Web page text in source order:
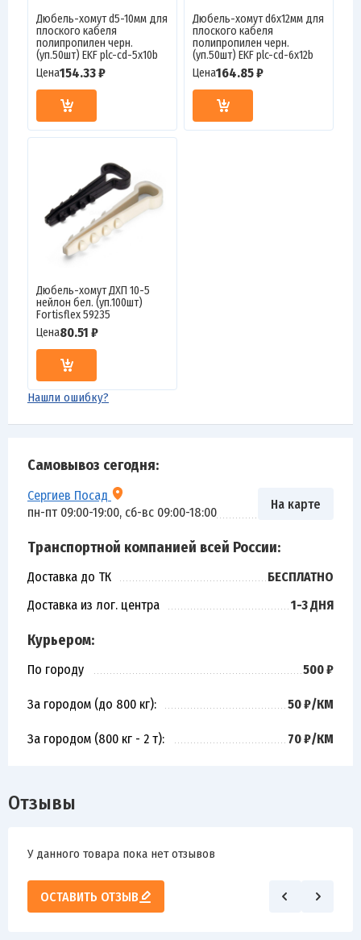
Самовывоз сегодня:
Сергиев Посад
пн-пт 09:00-19:00, сб-вс 09:00-18:00
На карте
Транспортной компанией всей России:
Доставка до ТК
БЕСПЛАТНО
Доставка из лог. центра
1-3 ДНЯ
Курьером:
По городу 500 ₽
За городом (до 800 кг): 50 ₽/КМ
За городом (800 кг - 2 т): 70 ₽/КМ
Дюбель-хомут d5-10мм для
плоского кабеля
полипропилен черн.
(уп.50шт) EKF plc-cd-5x10b
Цена154.33 ₽
Дюбель-хомут d6х12мм для
плоского кабеля
полипропилен черн.
(уп.50шт) EKF plc-cd-6x12b
Цена164.85 ₽
Дюбель-хомут ДХП 10-5
нейлон бел. (уп.100шт)
Fortisflex 59235
Цена80.51 ₽
Нашли ошибку?
Отзывы
У данного товара пока нет отзывов
ОСТАВИТЬ ОТЗЫВ